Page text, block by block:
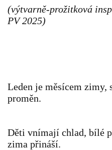
VZDĚLÁVACÍ BLOK DUBEN
VÝTVARNÉ AKTIVITY - JARO
VÝTVARNÉ AKTIVITY - LÉTO
(výtvarně-prožitková
PV 2025)
Leden je měsícem zimy,
proměn.
Děti vnímají chlad, bílé
zima přináší.